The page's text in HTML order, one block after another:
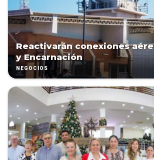
Reactivarán conexiones
y Encarnación
NEGOCIOS